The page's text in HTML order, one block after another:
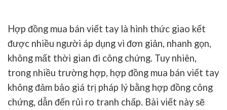
Hợp đồng mua bán viết tay là hình thức giao kết
được nhiều người áp dụng vì đơn giản, nhanh gọn,
không mất thời gian đi công chứng. Tuy nhiên,
trong nhiều trường hợp, hợp đồng mua bán viết tay
không đảm bảo giá trị pháp lý bằng hợp đồng công
chứng, dẫn đến rủi ro tranh chấp. Bài viết này sẽ